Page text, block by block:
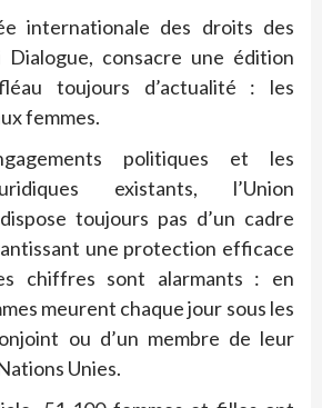
internationale des droits des
Dialogue, consacre une édition
toujours d’actualité : les
femmes.
politiques et les
existants, l’Union
toujours pas d’un cadre
une protection efficace
chiffres sont alarmants : en
meurent chaque jour sous les
ou d’un membre de leur
Unies.